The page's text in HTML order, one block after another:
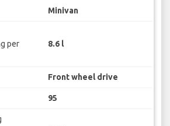
Minivan
per
8.6 l
Front wheel drive
95